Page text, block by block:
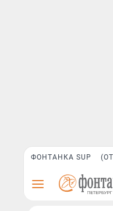
ФОНТАНКА SUP